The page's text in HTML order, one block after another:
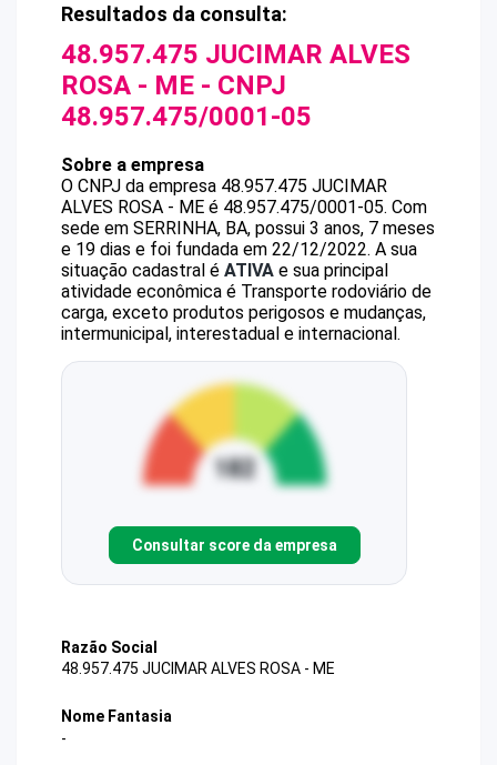
Resultados da consulta:
48.957.475 JUCIMAR ALVES
ROSA - ME - CNPJ
48.957.475/0001-05
Sobre a empresa
O CNPJ da empresa 48.957.475 JUCIMAR
ALVES ROSA - ME é 48.957.475/0001-05. Com
sede em SERRINHA, BA, possui 3 anos, 7 meses
e 19 dias e foi fundada em 22/12/2022. A sua
situação cadastral é ATIVA e sua principal
atividade econômica é Transporte rodoviário de
carga, exceto produtos perigosos e mudanças,
intermunicipal, interestadual e internacional.
Consultar score da empresa
Razão Social
48.957.475 JUCIMAR ALVES ROSA - ME
Nome Fantasia
-